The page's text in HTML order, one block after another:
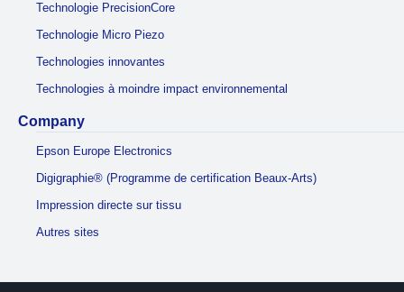
Technologie PrecisionCore
Technologie Micro Piezo
Technologies innovantes
Technologies à moindre impact environnemental
Company
Epson Europe Electronics
Digigraphie® (Programme de certification Beaux-Arts)
Impression directe sur tissu
Autres sites